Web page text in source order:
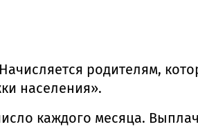
родителям,
населения».
каждого месяца.